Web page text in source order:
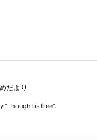
だより
"Thought is free".